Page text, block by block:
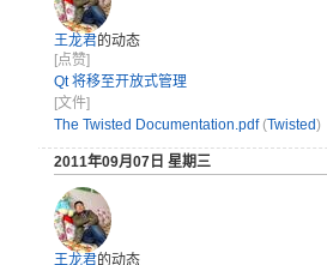
王龙君的动态
[点赞]
Qt 将移至开放式管理
[文件]
The Twisted Documentation.pdf (Twisted)
2011年09月07日 星期三
王龙君的动态